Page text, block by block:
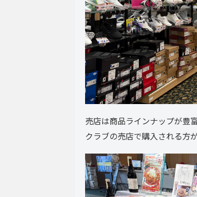
売店は商品ラインナップが豊
クラブの売店で購入される方